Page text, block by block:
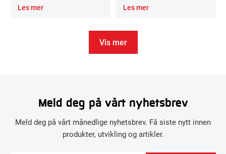
Les mer Les mer
Vis mer
Meld deg på vårt nyhetsbrev
Meld deg på vårt månedlige nyhetsbrev. Få siste nytt innen
produkter, utvikling og artikler.